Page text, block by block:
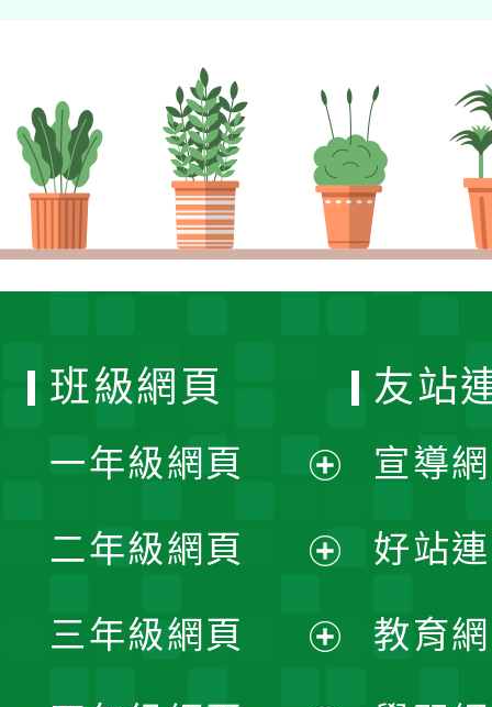
班級網頁
一年級網頁
開
選
二年級網頁
開
三年級網頁
友站
宣導
好站
教育